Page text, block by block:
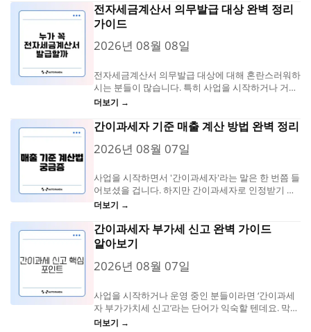
전자세금계산서 의무발급 대상 완벽 정리
가이드
2026년 08월 08일
전자세금계산서 의무발급 대상에 대해 혼란스러워하
시는 분들이 많습니다. 특히 사업을 시작하거나 거래
를 하면서...
더보기 →
간이과세자 기준 매출 계산 방법 완벽 정리
2026년 08월 07일
사업을 시작하면서 '간이과세자'라는 말은 한 번쯤 들
어보셨을 겁니다. 하지만 간이과세자로 인정받기 위
한...
더보기 →
간이과세자 부가세 신고 완벽 가이드
알아보기
2026년 08월 07일
사업을 시작하거나 운영 중인 분들이라면 ‘간이과세
자 부가가치세 신고’라는 단어가 익숙할 텐데요. 막
상...
더보기 →